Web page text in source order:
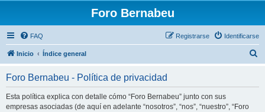
Foro Bernabeu
FAQ Identificarse
Registrarse
Inicio Índice general
Foro Bernabeu - Política de privacidad
Esta política explica con detalle cómo “Foro Bernabeu” junto con sus
empresas asociadas (de aquí en adelante “nosotros”, “nos”, “nuestro”, “Foro